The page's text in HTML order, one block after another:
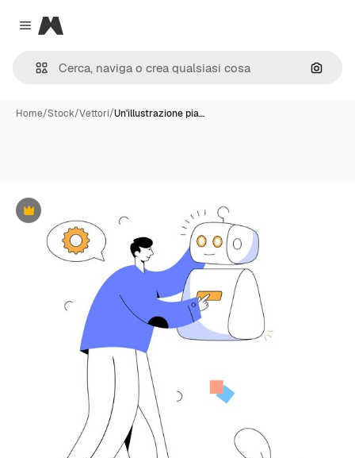
Close menu
Magnific
Cerca
Home/Stock/Vettori/Un'illustrazione pia…
Premium